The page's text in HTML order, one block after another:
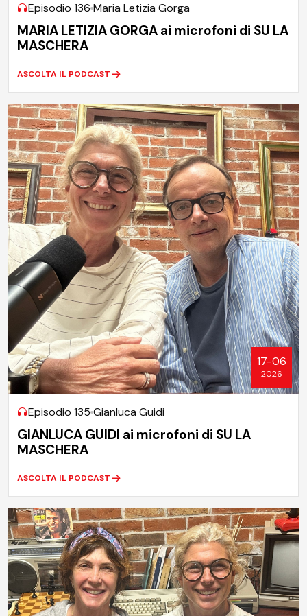
Episodio 136 Maria Letizia Gorga
MARIA LETIZIA GORGA ai microfoni di SU LA
MASCHERA
ASCOLTA IL PODCAST
17-06
2026
Episodio 135 Gianluca Guidi
GIANLUCA GUIDI ai microfoni di SU LA
MASCHERA
ASCOLTA IL PODCAST